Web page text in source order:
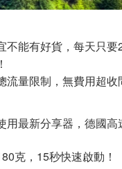
不能有好貨，每天只
流量限制，無費用超
用最新分享器，德國高
克，15秒快速啟動！